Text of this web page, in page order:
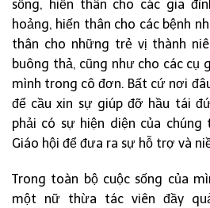
sống, hiến thân cho các gia
hoảng, hiến thân cho các bệnh
thân cho những trẻ vị thành
buông thả, cũng như cho các cụ
mình trong cô đơn. Bất cứ nơi
để cầu xin sự giúp đỡ hầu tái
phải có sự hiện diện của chúng
Giáo hội để đưa ra sự hỗ trợ và
Trong toàn bộ cuộc sống của
một nữ thừa tác viên đầy